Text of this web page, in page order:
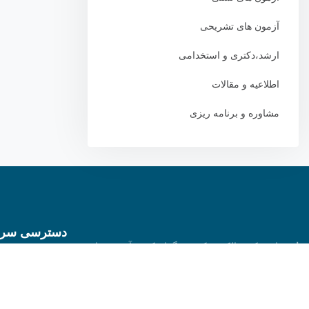
آزمون های تشریحی
ارشد،دکتری و استخدامی
اطلاعیه و مقالات
مشاوره و برنامه ریزی
اوجناشر کتب الکترونیک و برگزار کننده آزمون های
دسترسی